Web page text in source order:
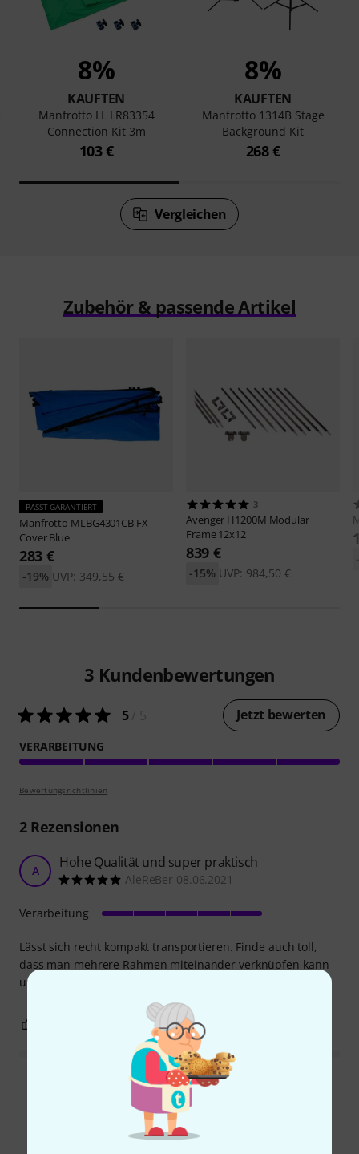
8%
KAUFTEN
Manfrotto LL LR83354
Connection Kit 3m
103 €
8%
KAUFTEN
Manfrotto 1314B Stage
Background Kit
268 €
Vergleichen
Zubehör & passende Artikel
PASST GARANTIERT
Manfrotto MLBG4301CB FX
Cover Blue
283 €
UVP: 349,55 €
-19%
3
Avenger H1200M Modular
Frame 12x12
839 €
UVP: 984,50 €
-15%
3 Kundenbewertungen
5/ 5 Jetzt bewerten
VERARBEITUNG
Bewertungsrichtlinien
2Rezensionen
A Hohe Qualität und super praktisch
AleReBer 08.06.2021
Lässt sich recht kompakt transportieren. Finde auch toll,
dass man mehrere Rahmen miteinander verknüpfen kann
und somit auch größere Szenerien umsetzen kann!
Verarbeitung
BEWERTUNG MELDEN
Alle Bewertungen lesen